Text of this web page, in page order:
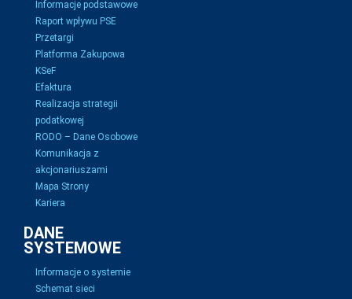
Informacje podstawowe
Raport wpływu PSE
Przetargi
Platforma Zakupowa
KSeF
Efaktura
Realizacja strategii
podatkowej
RODO – Dane Osobowe
Komunikacja z
akcjonariuszami
Mapa Strony
Kariera
DANE
SYSTEMOWE
Informacje o systemie
Schemat sieci